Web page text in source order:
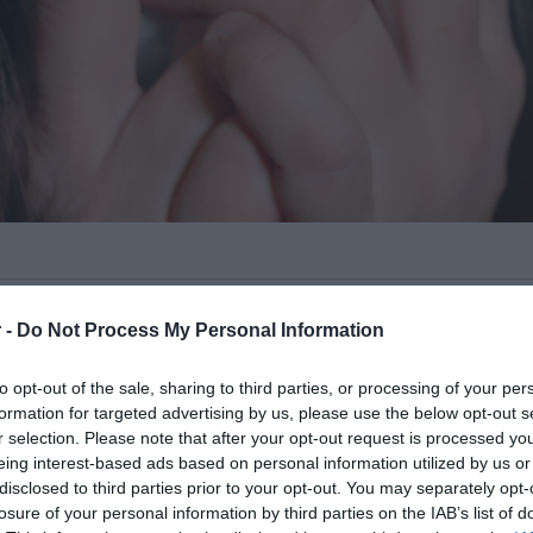
- Do Not Process My Personal Information
opt-out of the sale, sharing to third parties, or processing of your
for targeted advertising by us, please use the below opt-out
selection. Please note that after your opt-out request is processed
interest-based ads based on personal information utilized by us
to third parties prior to your opt-out. You may separately
of your personal information by third parties on the IAB’s list of
“κυκλοφορούν” και μας ταλαιπωρούν,
που συνήθως εμφανίζεται με
και τα δέκατα.